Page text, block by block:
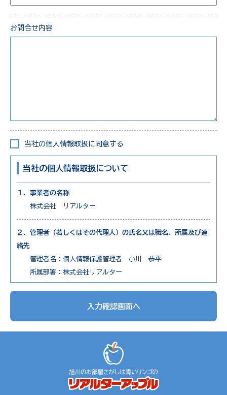
お問合せ内容
当社の個人情報取扱に同意する
当社の個人情報取扱について
１．事業者の名称
株式会社 リアルター
２．管理者（若しくはその代理人）の氏名又は職名、所属及び連
絡先
管理者名：個人情報保護管理者 小川 恭平
所属部署：株式会社リアルター
３．個人情報の利用目的
4. お問合せやご質問の受付と回答
5. お客様にとって有用と思われる情報の提供
6. サービス内容の分析、向上
入力確認画面へ